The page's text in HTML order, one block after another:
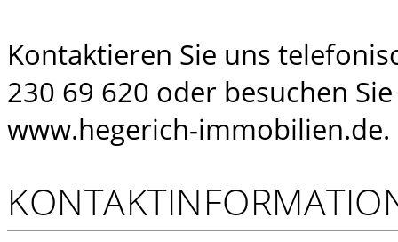
Kontaktieren Sie uns
230 69 620 oder besuchen
www.hegerich-immobilien.de.